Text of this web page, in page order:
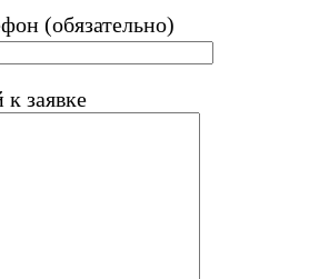
(обязательно)
заявке